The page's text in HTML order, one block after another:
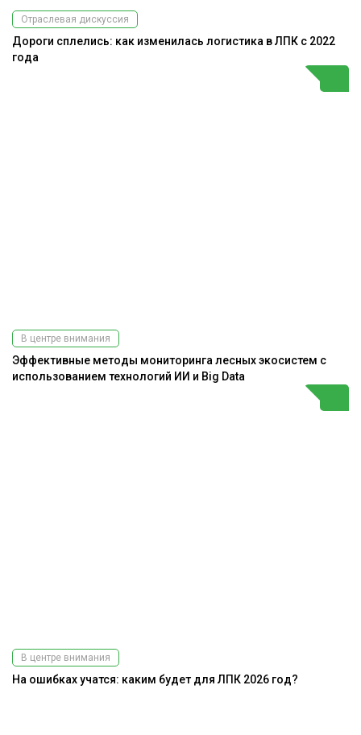
Отраслевая дискуссия
Дороги сплелись: как изменилась логистика в ЛПК с 2022
года
В центре внимания
Эффективные методы мониторинга лесных экосистем с
использованием технологий ИИ и Big Data
В центре внимания
На ошибках учатся: каким будет для ЛПК 2026 год?